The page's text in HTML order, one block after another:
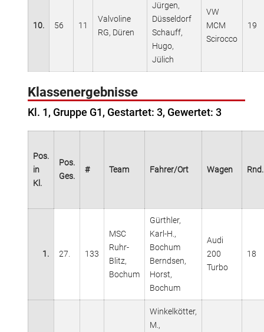
10. 56 11
Valvoline
RG, Düren
Jürgen,
Düsseldorf
Schauff,
Hugo,
Jülich
VW
MCM
Scirocco
19
Klassenergebnisse
Kl. 1, Gruppe G1, Gestartet: 3, Gewertet: 3
Pos.
in
Kl.
Pos.
Ges.
# Team Fahrer/Ort Wagen Rnd.
1. 27. 133
MSC
Ruhr-
Blitz,
Bochum
Gürthler,
Karl-H.,
Bochum
Berndsen,
Horst,
Bochum
Audi
200
Turbo
18
Winkelkötter,
M.,